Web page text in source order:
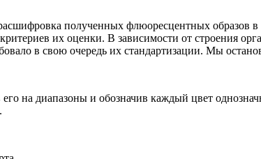
полученных флюоресцентных образов в
их оценки. В зависимости от строения
в свою очередь их стандартизации. Мы
его на диапазоны и обозначив каждый цвет